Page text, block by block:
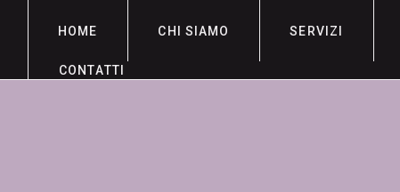
HOME CHI SIAMO SERVIZI
CONTATTI